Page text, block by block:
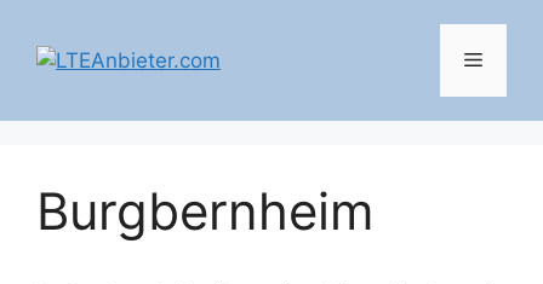
Inhalt
springen
Menü
Burgbernheim